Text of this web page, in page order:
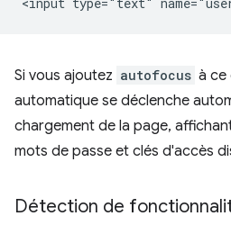
Si vous ajoutez autofocus à ce
automatique se déclenche
chargement de la page,
mots de passe et clés d'accès
Détection de